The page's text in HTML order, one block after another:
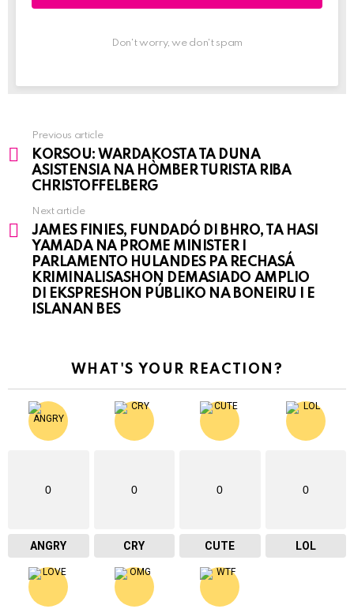
Don't worry, we don't spam
See
more
Previous article
KORSOU: WARDAKOSTA TA DUNA
ASISTENSIA NA HÒMBER TURISTA RIBA
CHRISTOFFELBERG
Next article
JAMES FINIES, FUNDADÓ DI BHRO, TA HASI
YAMADA NA PROME MINISTER I
PARLAMENTO HULANDES PA RECHASÁ
KRIMINALISASHON DEMASIADO AMPLIO
DI EKSPRESHON PÚBLIKO NA BONEIRU I E
ISLANAN BES
WHAT'S YOUR REACTION?
0
ANGRY
0
CRY
0
CUTE
0
LOL